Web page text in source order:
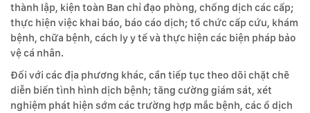
thành lập, kiện toàn Ban chỉ đạo phòng, chống dịch các cấp;
thực hiện việc khai báo, báo cáo dịch; tổ chức cấp cứu, khám
bệnh, chữa bệnh, cách ly y tế và thực hiện các biện pháp bảo
vệ cá nhân.
Đối với các địa phương khác, cần tiếp tục theo dõi chặt chẽ
diễn biến tình hình dịch bệnh; tăng cường giám sát, xét
nghiệm phát hiện sớm các trường hợp mắc bệnh, các ổ dịch